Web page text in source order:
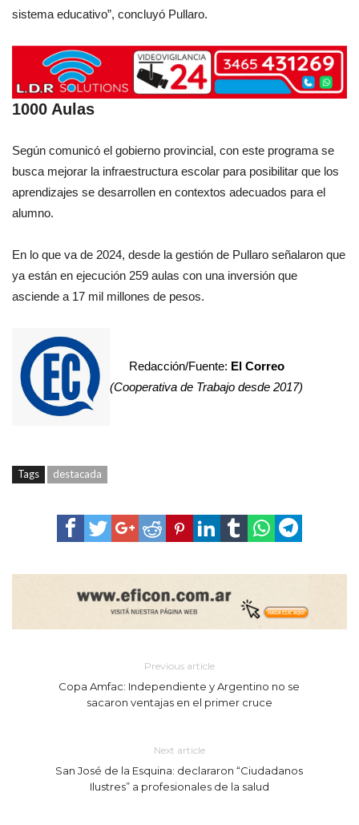
sistema educativo”, concluyó Pullaro.
1000 Aulas
Según comunicó el gobierno provincial, con este programa se
busca mejorar la infraestructura escolar para posibilitar que los
aprendizajes se desarrollen en contextos adecuados para el
alumno.
En lo que va de 2024, desde la gestión de Pullaro señalaron que
ya están en ejecución 259 aulas con una inversión que
asciende a 17 mil millones de pesos.
Redacción/Fuente: El Correo
(Cooperativa de Trabajo desde 2017)
Tags destacada
Previous article
Copa Amfac: Independiente y Argentino no se
sacaron ventajas en el primer cruce
Next article
San José de la Esquina: declararon “Ciudadanos
Ilustres” a profesionales de la salud